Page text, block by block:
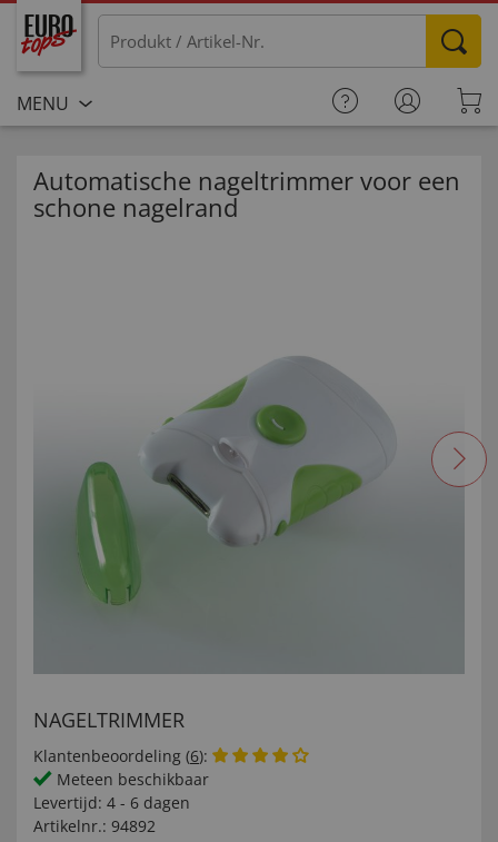
MENU
Automatische nageltrimmer voor een
schone nagelrand
NAGELTRIMMER
Klantenbeoordeling (6):
Meteen beschikbaar
Levertijd: 4 - 6 dagen
Artikelnr.: 94892